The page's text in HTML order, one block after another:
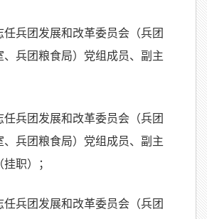
任兵团发展和改革委员会（兵团
、兵团粮食局）党组成员、副主
任兵团发展和改革委员会（兵团
、兵团粮食局）党组成员、副主
职）；
任兵团发展和改革委员会（兵团